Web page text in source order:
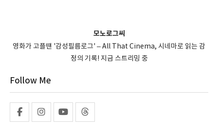
모노로그씨
영화가 고플땐 '감성필름로그' – All That Cinema, 시네마로 읽는 감
정의 기록! 지금 스트리밍 중
Follow Me